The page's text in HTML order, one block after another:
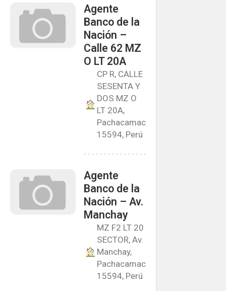
Agente
Banco de la
Nación –
Calle 62 MZ
O LT 20A
CP R, CALLE
SESENTA Y
DOS MZ O
LT 20A,
Pachacamac
15594, Perú
Agente
Banco de la
Nación – Av.
Manchay
MZ F2 LT 20
SECTOR, Av.
Manchay,
Pachacamac
15594, Perú